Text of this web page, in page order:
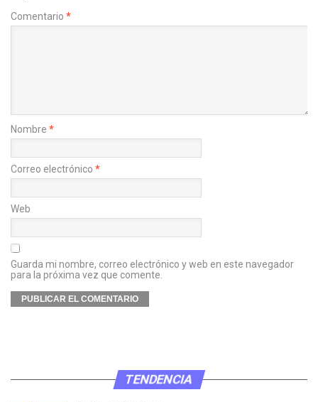
Comentario *
Nombre *
Correo electrónico *
Web
Guarda mi nombre, correo electrónico y web en este navegador
para la próxima vez que comente.
TENDENCIA